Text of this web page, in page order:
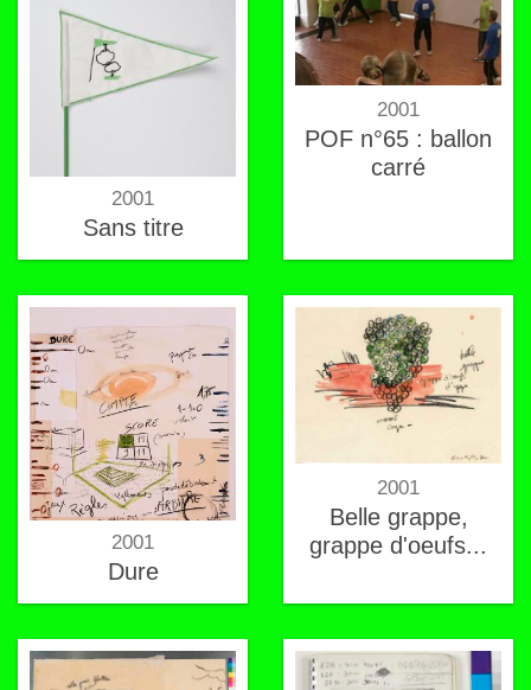
2001
Sans titre
2001
POF n°65 : ballon
carré
2001
Dure
2001
Belle grappe,
grappe d'oeufs...